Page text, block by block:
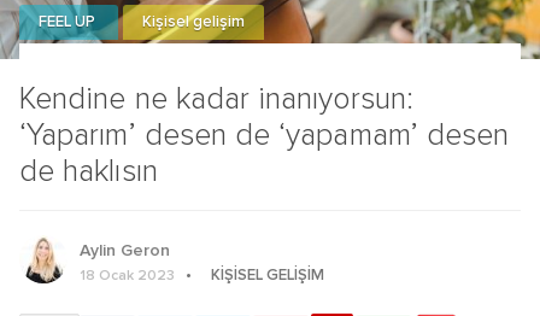
Kendine ne kadar inanıyorsun:
‘Yaparım’ desen de ‘yapamam’ desen
de haklısın
FEEL UP Kişisel gelişim
Aylin Geron
18 Ocak 2023 KIŞISEL GELIŞIM